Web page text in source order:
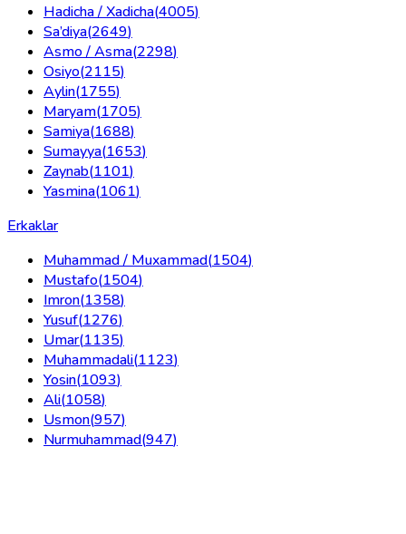
Hadicha / Xadicha(4005)
Sa’diya(2649)
Asmo / Asma(2298)
Osiyo(2115)
Aylin(1755)
Maryam(1705)
Samiya(1688)
Sumayya(1653)
Zaynab(1101)
Yasmina(1061)
Erkaklar
Muhammad / Muxammad(1504)
Mustafo(1504)
Imron(1358)
Yusuf(1276)
Umar(1135)
Muhammadali(1123)
Yosin(1093)
Ali(1058)
Usmon(957)
Nurmuhammad(947)